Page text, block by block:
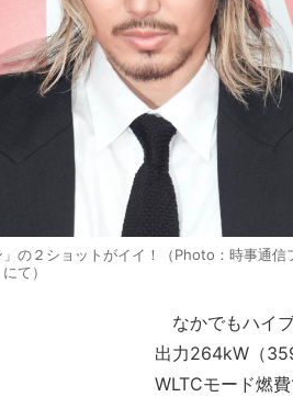
の２ショットがイイ！（Photo：時事通
て）
なかでもハイ
出力264kW（
WLTCモード燃